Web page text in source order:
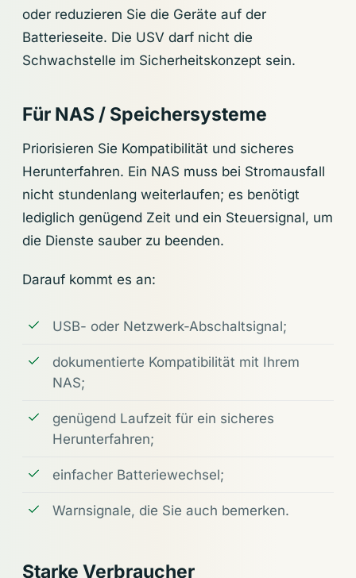
oder reduzieren Sie die Geräte auf der
Batterieseite. Die USV darf nicht die
Schwachstelle im Sicherheitskonzept sein.
Für NAS / Speichersysteme
Priorisieren Sie Kompatibilität und sicheres
Herunterfahren. Ein NAS muss bei Stromausfall
nicht stundenlang weiterlaufen; es benötigt
lediglich genügend Zeit und ein Steuersignal, um
die Dienste sauber zu beenden.
Darauf kommt es an:
USB- oder Netzwerk-Abschaltsignal;
dokumentierte Kompatibilität mit Ihrem
NAS;
genügend Laufzeit für ein sicheres
Herunterfahren;
einfacher Batteriewechsel;
Warnsignale, die Sie auch bemerken.
Starke Verbraucher